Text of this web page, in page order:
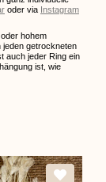
oder via Instagram
hohem
jeden getrockneten
auch jeder Ring ein
ist, wie